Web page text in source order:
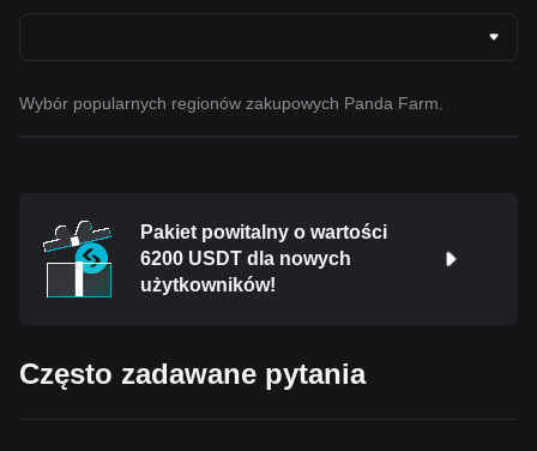
Wybór popularnych regionów zakupowych Panda Farm.
Pakiet powitalny o wartości
6200 USDT dla nowych
użytkowników!
Często zadawane pytania